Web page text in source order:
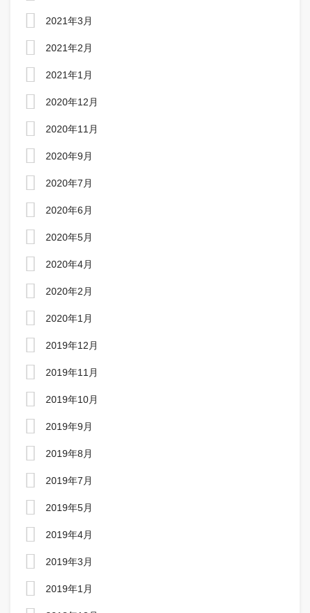
2021年3月
2021年2月
2021年1月
2020年12月
2020年11月
2020年9月
2020年7月
2020年6月
2020年5月
2020年4月
2020年2月
2020年1月
2019年12月
2019年11月
2019年10月
2019年9月
2019年8月
2019年7月
2019年5月
2019年4月
2019年3月
2019年1月